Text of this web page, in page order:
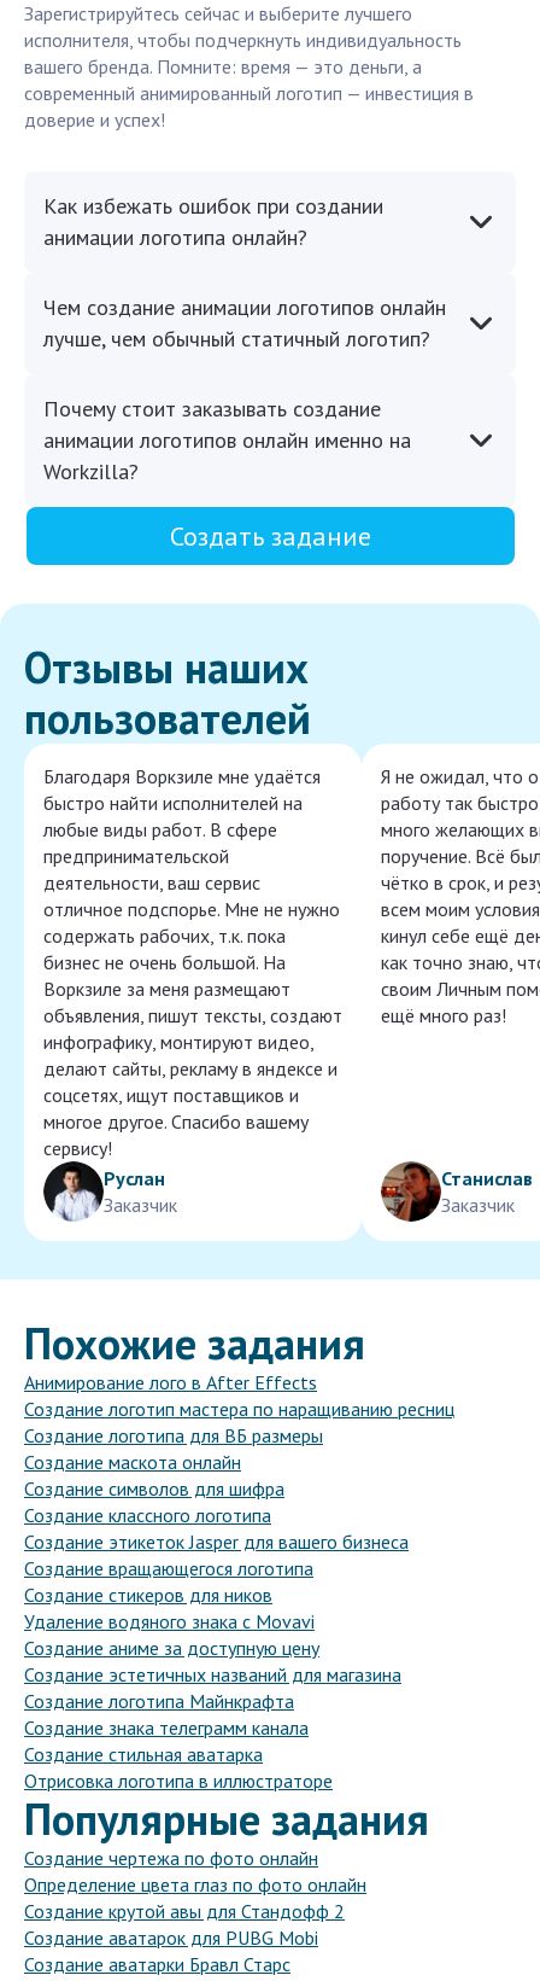
Зарегистрируйтесь сейчас и выберите лучшего
исполнителя, чтобы подчеркнуть индивидуальность
вашего бренда. Помните: время — это деньги, а
современный анимированный логотип — инвестиция в
доверие и успех!
Как избежать ошибок при создании
анимации логотипа онлайн?
Чем создание анимации логотипов онлайн
лучше, чем обычный статичный логотип?
Почему стоит заказывать создание
анимации логотипов онлайн именно на
Workzilla?
Создать задание
Отзывы наших
пользователей
Благодаря Воркзиле мне удаётся
быстро найти исполнителей на
любые виды работ. В сфере
предпринимательской
деятельности, ваш сервис
отличное подспорье. Мне не нужно
содержать рабочих, т.к. пока
бизнес не очень большой. На
Воркзиле за меня размещают
объявления, пишут тексты, создают
инфографику, монтируют видео,
делают сайты, рекламу в яндексе и
соцсетях, ищут поставщиков и
многое другое. Спасибо вашему
сервису!
Руслан
Заказчик
Я не ожидал, что
работу так
много желающих
поручение. Всё
чётко в срок, и
всем моим
кинул себе ещё
как точно знаю,
своим Личным
ещё много раз!
Станислав
Заказчик
Похожие задания
Анимирование лого в After Effects
Создание логотип мастера по наращиванию ресниц
Создание логотипа для ВБ размеры
Создание маскота онлайн
Создание символов для шифра
Создание классного логотипа
Создание этикеток Jasper для вашего бизнеса
Создание вращающегося логотипа
Создание стикеров для ников
Удаление водяного знака с Movavi
Создание аниме за доступную цену
Создание эстетичных названий для магазина
Создание логотипа Майнкрафта
Создание знака телеграмм канала
Создание стильная аватарка
Отрисовка логотипа в иллюстраторе
Популярные задания
Создание чертежа по фото онлайн
Определение цвета глаз по фото онлайн
Создание крутой авы для Стандофф 2
Создание аватарок для PUBG Mobi
Создание аватарки Бравл Старс